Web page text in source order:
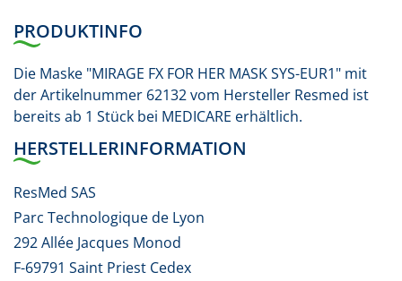
PRODUKTINFO
Die Maske "MIRAGE FX FOR HER MASK SYS-EUR1" mit
der Artikelnummer 62132 vom Hersteller Resmed ist
bereits ab 1 Stück bei MEDICARE erhältlich.
HERSTELLERINFORMATION
ResMed SAS
Parc Technologique de Lyon
292 Allée Jacques Monod
F-69791 Saint Priest Cedex